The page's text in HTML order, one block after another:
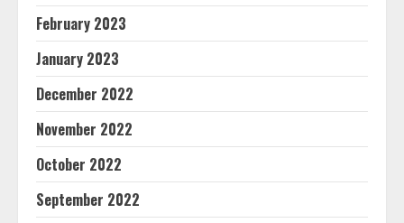
February 2023
January 2023
December 2022
November 2022
October 2022
September 2022